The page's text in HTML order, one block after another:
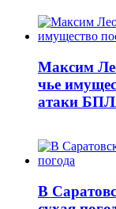
Максим
чье
атаки
В